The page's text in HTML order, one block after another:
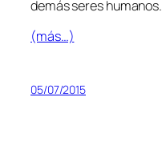
de­más se­res humanos.
(más…)
05/07/2015